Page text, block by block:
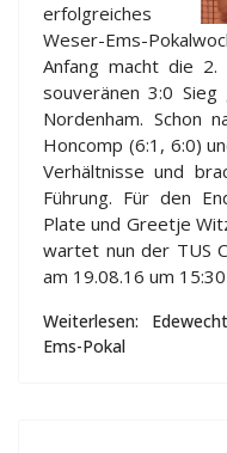
erfolgreiches
Weser-Ems-
Anfang macht die 2.
souveränen 3:0
Nordenham. Schon
Honcomp (6:1, 6:0)
Verhältnisse und
Führung. Für den
Plate und Greetje
wartet nun der TUS
am 19.08.16 um
Weiterlesen:
Ems-Pokal